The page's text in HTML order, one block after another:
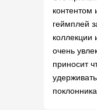
геймплей
коллекции
очень
приносит